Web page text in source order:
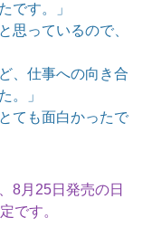
です。」
思っているので、
、仕事への向き合
。」
ても面白かったで
8月25日発売の日
です。